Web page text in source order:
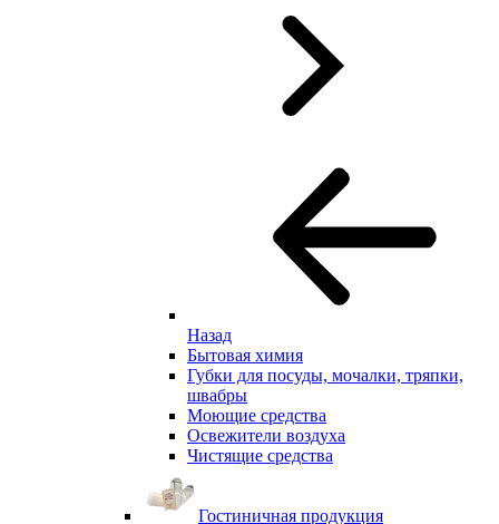
Назад
Бытовая химия
Губки для посуды, мочалки, тряпки,
швабры
Моющие средства
Освежители воздуха
Чистящие средства
Гостиничная продукция